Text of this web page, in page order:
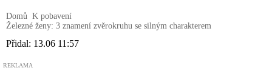
Domů K pobavení
Železné ženy: 3 znamení zvěrokruhu se silným charakterem
Přidal: 13.06 11:57
REKLAMA